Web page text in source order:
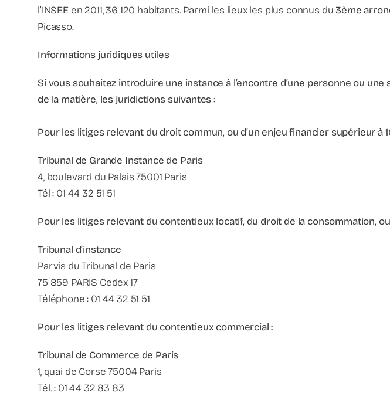
l’INSEE en 2011, 36 120 habitants. Parmi les lieux les plus connus du3ème
Picasso.
Informations juridiques utiles
Si vous souhaitez introduire une instance à l’encontre d’une personne ou
de la matière, les juridictions suivantes :
Pour les litiges relevant du droit commun, ou d’un enjeu financier supérieur à
Tribunal de Grande Instance de Paris
4, boulevard du Palais 75001 Paris
Tél : 01 44 32 51 51
Pour les litiges relevant du contentieux locatif, du droit de la consommation,
Tribunal d’instance
Parvis du Tribunal de Paris
75 859 PARIS Cedex 17
Téléphone : 01 44 32 51 51
Pour les litiges relevant du contentieux commercial :
Tribunal de Commerce de Paris
1, quai de Corse 75004 Paris
Tél. : 01 44 32 83 83